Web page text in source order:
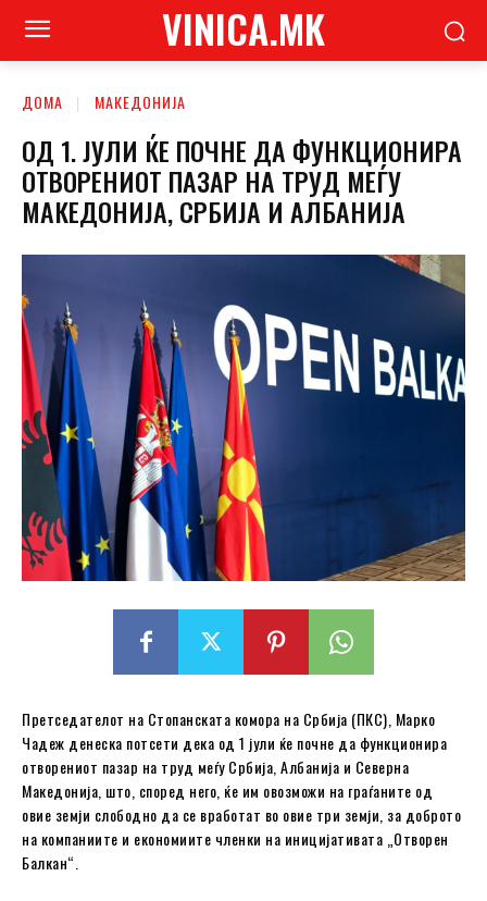
VINICA.MK
ДОМА МАКЕДОНИЈА
ОД 1. ЈУЛИ ЌЕ ПОЧНЕ ДА ФУНКЦИОНИРА
ОТВОРЕНИОТ ПАЗАР НА ТРУД МЕЃУ
МАКЕДОНИЈА, СРБИЈА И АЛБАНИЈА
Претседателот на Стопанската комора на Србија (ПКС), Марко
Чадеж денеска потсети дека од 1 јули ќе почне да функционира
отворениот пазар на труд меѓу Србија, Албанија и Северна
Македонија, што, според него, ќе им овозможи на граѓаните од
овие земји слободно да се вработат во овие три земји, за доброто
на компаниите и економиите членки на иницијативата „Отворен
Балкан“.